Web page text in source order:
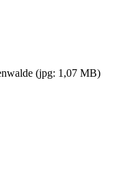
(jpg: 1,07 MB)